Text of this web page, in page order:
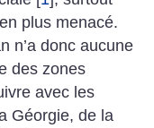
plus menacé.
n’a donc aucune
des zones
avec les
Géorgie, de la